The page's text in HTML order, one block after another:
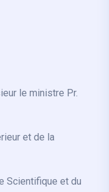
le ministre Pr.
et de la
Scientifique et du